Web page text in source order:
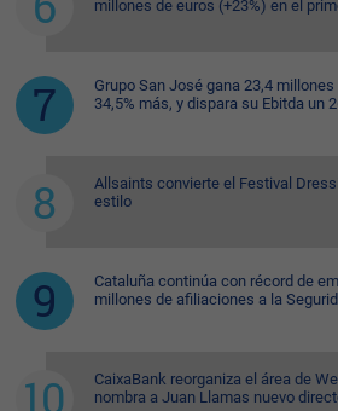
millones de euros (+23%) en el
Grupo San José gana 23,4
34,5% más, y dispara su Ebitda un
Allsaints convierte el Festival
estilo
Cataluña continúa con récord de
millones de afiliaciones a la
CaixaBank reorganiza el área de
nombra a Juan Llamas nuevo